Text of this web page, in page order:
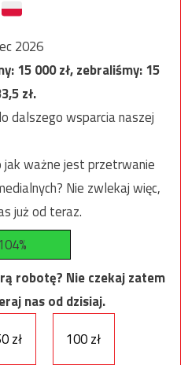
2026
15 000zł, zebraliśmy:15
zł.
dalszego wsparcia naszej
ważne jest przetrwanie
Nie zwlekaj więc,
już od teraz.
robotę? Nie czekaj zatem
nas od dzisiaj.
zł 100 zł